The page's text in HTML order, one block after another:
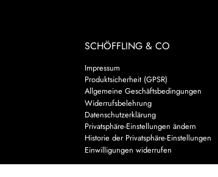
SCHÖFFLING & CO
Impressum
Produktsicherheit (GPSR)
Allgemeine Geschäftsbedingungen
Widerrufsbelehrung
Datenschutzerklärung
Privatsphäre-Einstellungen ändern
Historie der Privatsphäre-Einstellungen
Einwilligungen widerrufen